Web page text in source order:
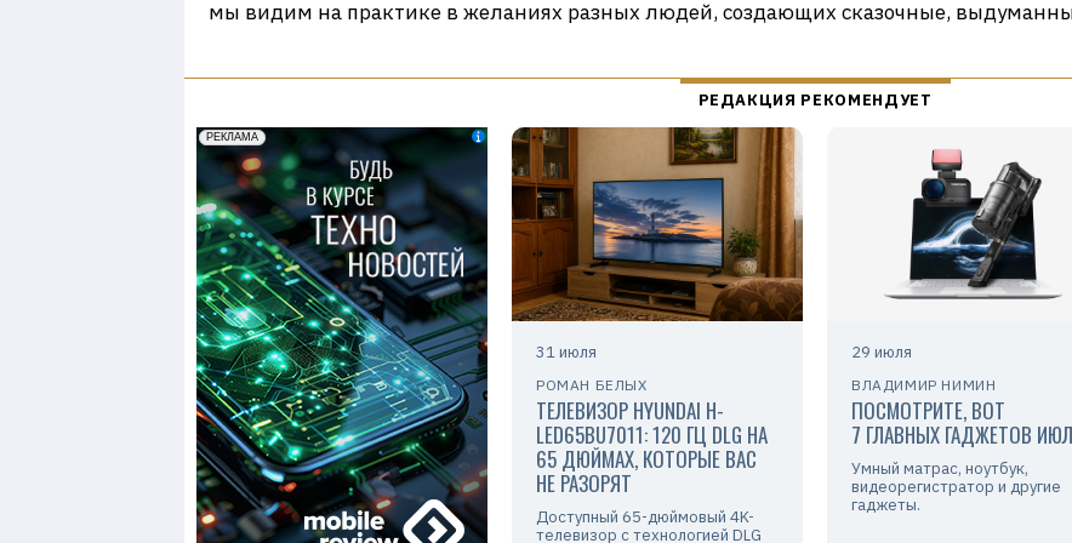
мы видим на практике в желаниях разных людей, создающих сказочные,
31 июля
РОМАН БЕЛЫХ
ТЕЛЕВИЗОР HYUNDAI H-
LED65BU7011: 120 ГЦ DLG НА
65 ДЮЙМАХ, КОТОРЫЕ ВАС
НЕ РАЗОРЯТ
Доступный 65-дюймовый 4K-
телевизор с технологией DLG
29 июля
ВЛАДИМИР НИМИН
ПОСМОТРИТЕ, ВОТ
7 ГЛАВНЫХ ГАДЖЕТОВ
Умный матрас, ноутбук,
видеорегистратор и другие
гаджеты.